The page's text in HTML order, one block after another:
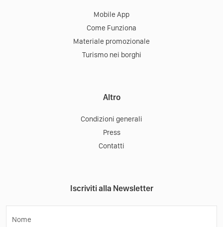
Mobile App
Come Funziona
Materiale promozionale
Turismo nei borghi
Altro
Condizioni generali
Press
Contatti
Iscriviti alla Newsletter
Nome